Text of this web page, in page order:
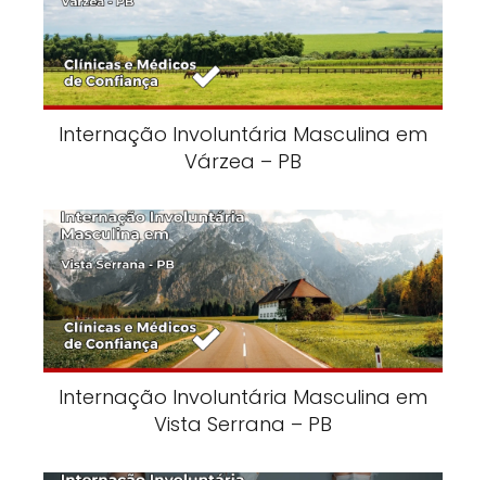
Internação Involuntária Masculina em
Várzea – PB
Internação Involuntária Masculina em
Vista Serrana – PB